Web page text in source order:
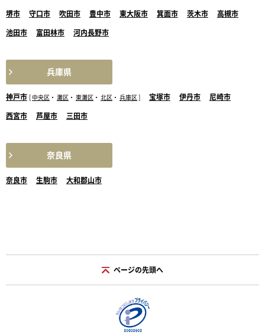
堺市 守口市 吹田市 豊中市 東大阪市 箕面市 茨木市 高槻市
池田市 富田林市 河内長野市
兵庫県
神戸市 中央区 ・ 灘区 ・ 東灘区 ・ 北区 ・ 兵庫区 宝塚市 伊丹市 尼崎市
西宮市 芦屋市 三田市
奈良県
奈良市 生駒市 大和郡山市
ページの先頭へ